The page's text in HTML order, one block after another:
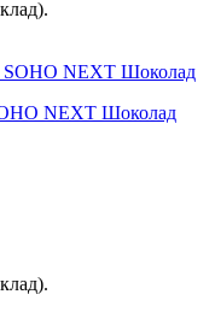
NEXT Шоколад